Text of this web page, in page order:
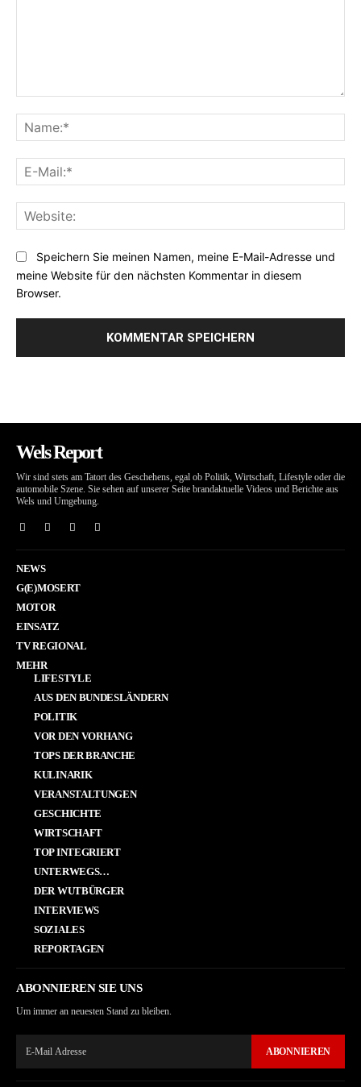
Speichern Sie meinen Namen, meine E-Mail-Adresse und
meine Website für den nächsten Kommentar in diesem
Browser.
Wels Report
Wir sind stets am Tatort des Geschehens, egal ob Politik, Wirtschaft, Lifestyle oder die
automobile Szene. Sie sehen auf unserer Seite brandaktuelle Videos und Berichte aus
Wels und Umgebung.
NEWS
G(E)MOSERT
MOTOR
EINSATZ
TV REGIONAL
MEHR
LIFESTYLE
AUS DEN BUNDESLÄNDERN
POLITIK
VOR DEN VORHANG
TOPS DER BRANCHE
KULINARIK
VERANSTALTUNGEN
GESCHICHTE
WIRTSCHAFT
TOP INTEGRIERT
UNTERWEGS…
DER WUTBÜRGER
INTERVIEWS
SOZIALES
REPORTAGEN
ABONNIEREN SIE UNS
Um immer an neuesten Stand zu bleiben.
ABONNIEREN